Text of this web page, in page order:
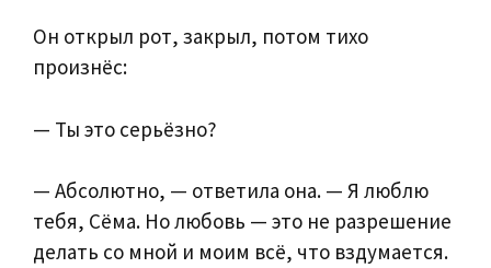
Он открыл рот, закрыл, потом тихо
произнёс:
— Ты это серьёзно?
— Абсолютно, — ответила она. — Я люблю
тебя, Сёма. Но любовь — это не разрешение
делать со мной и моим всё, что вздумается.